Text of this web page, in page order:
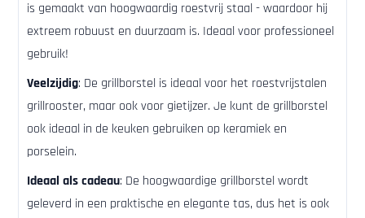
is gemaakt van hoogwaardig roestvrij staal - waardoor hij
extreem robuust en duurzaam is. Ideaal voor professioneel
gebruik!
Veelzijdig: De grillborstel is ideaal voor het roestvrijstalen
grillrooster, maar ook voor gietijzer. Je kunt de grillborstel
ook ideaal in de keuken gebruiken op keramiek en
porselein.
Ideaal als cadeau: De hoogwaardige grillborstel wordt
geleverd in een praktische en elegante tas, dus het is ook